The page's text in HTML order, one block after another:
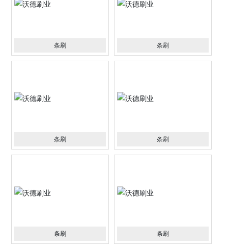
条刷 条刷
条刷 条刷
条刷 条刷